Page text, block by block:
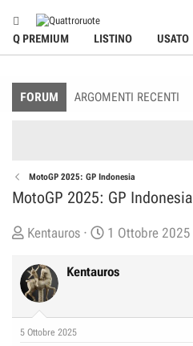
Q PREMIUM LISTINO USATO
FORUM ARGOMENTI RECENTI
MotoGP 2025: GP Indonesia
MotoGP 2025: GP Indonesia
C
e
a
o
Kentauros
D
t
1 Ottobre 2025
Kentauros
5 Ottobre 2025